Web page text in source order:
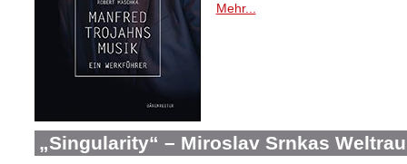
Mehr...
„Singularity“ – Miroslav Srnkas